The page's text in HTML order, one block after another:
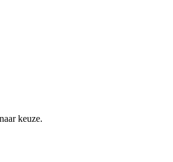
keuze.